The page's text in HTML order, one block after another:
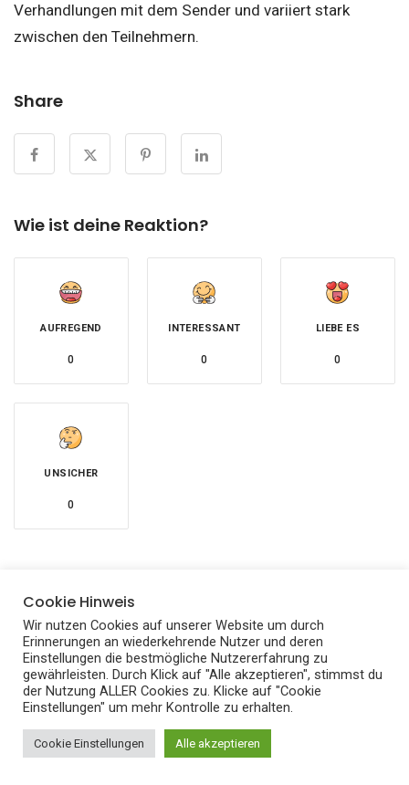
Verhandlungen mit dem Sender und variiert stark
zwischen den Teilnehmern.
Share
Wie ist deine Reaktion?
AUFREGEND
0
INTERESSANT
0
LIEBE ES
0
UNSICHER
0
« ZURÜCK ZUR VORHERIGEN SEITE
Vermögen von Uschi Glas: Ein Einblick in
das Leben der Schauspiellegende
Cookie Hinweis
Wir nutzen Cookies auf unserer Website um durch
Erinnerungen an wiederkehrende Nutzer und deren
Einstellungen die bestmögliche Nutzererfahrung zu
gewährleisten. Durch Klick auf "Alle akzeptieren", stimmst du
der Nutzung ALLER Cookies zu. Klicke auf "Cookie
Einstellungen" um mehr Kontrolle zu erhalten.
Cookie Einstellungen Alle akzeptieren